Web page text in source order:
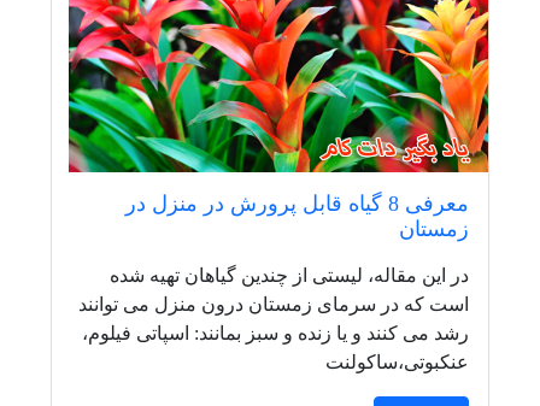
معرفی 8 گیاه قابل پرورش در منزل در
زمستان
در این مقاله، لیستی از چندین گیاهان تهیه شده
است که در سرمای زمستان درون منزل می توانند
رشد می کنند و یا زنده و سبز بمانند: اسپاتی فیلوم،
عنکبوتی،ساکولنت